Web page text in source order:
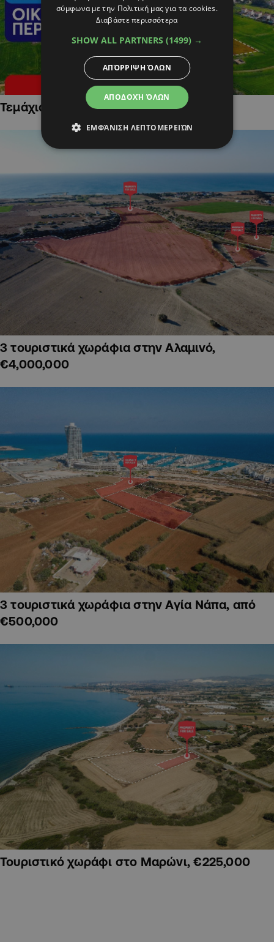
Τεμάχια Γης σε Οικιστικές Περιοχές
3 τουριστικά χωράφια στην Αλαμινό,
€4,000,000
3 τουριστικά χωράφια στην Αγία Νάπα, από
€500,000
Τουριστικό χωράφι στο Μαρώνι, €225,000
σύμφωνα με την Πολιτική μας για τα cookies.
Διαβάστε περισσότερα
SHOW ALL PARTNERS (1499) →
ΑΠΟΔΟΧΉ ΌΛΩΝ
ΑΠΌΡΡΙΨΗ ΌΛΩΝ
ΕΜΦΆΝΙΣΗ ΛΕΠΤΟΜΕΡΕΙΏΝ